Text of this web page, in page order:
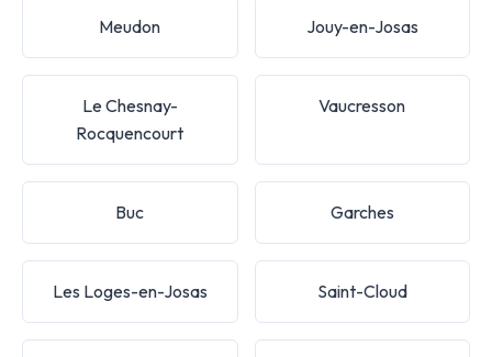
Meudon Jouy-en-Josas
Le Chesnay-
Rocquencourt
Vaucresson
Buc Garches
Les Loges-en-Josas Saint-Cloud